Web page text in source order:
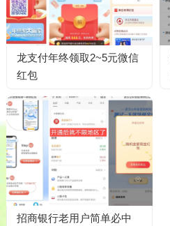
龙支付年终领取2~5元微信
红包
招商银行老用户简单必中